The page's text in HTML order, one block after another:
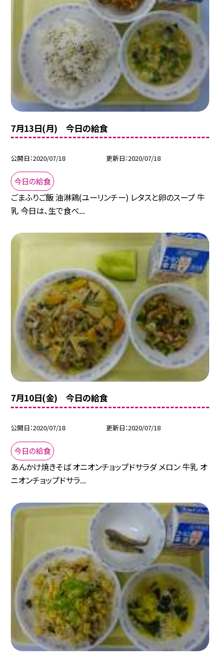
7月13日(月) 今日の給食
公開日 2020/07/18 更新日 2020/07/18
今日の給食
ごまふりご飯 油淋鶏(ユーリンチー) レタスと卵のスープ 牛
乳 今日は、生で食べ...
7月10日(金) 今日の給食
公開日 2020/07/18 更新日 2020/07/18
今日の給食
あんかけ焼きそば オニオンチョップドサラダ メロン 牛乳 オ
ニオンチョップドサラ...